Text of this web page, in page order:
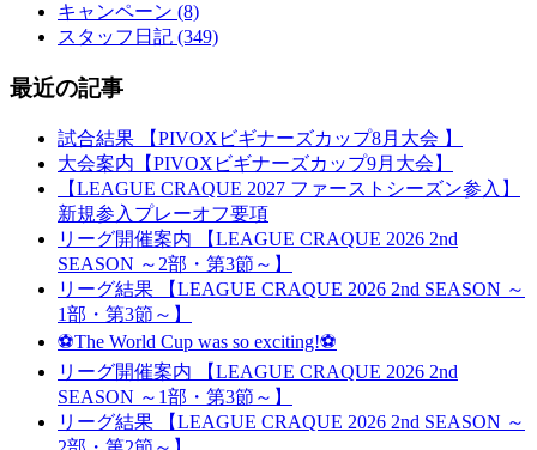
キャンペーン (8)
スタッフ日記 (349)
最近の記事
試合結果 【PIVOXビギナーズカップ8月大会 】
大会案内【PIVOXビギナーズカップ9月大会】
【LEAGUE CRAQUE 2027 ファーストシーズン参入】
新規参入プレーオフ要項
リーグ開催案内 【LEAGUE CRAQUE 2026 2nd
SEASON ～2部・第3節～】
リーグ結果 【LEAGUE CRAQUE 2026 2nd SEASON ～
1部・第3節～】
⚽The World Cup was so exciting!⚽
リーグ開催案内 【LEAGUE CRAQUE 2026 2nd
SEASON ～1部・第3節～】
リーグ結果 【LEAGUE CRAQUE 2026 2nd SEASON ～